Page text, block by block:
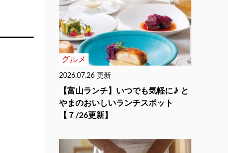
グルメ
2026.07.26 更新
【富山ランチ】いつでも気軽に♪ と
やまのおいしいランチスポット
【７/26更新】